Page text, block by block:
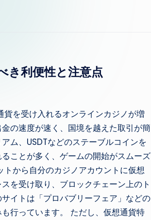
き利便性と注意点
を受け入れるオンラインカジノが増
の速度が速く、国境を越えた取引が簡
ム、USDTなどのステーブルコインを
ことが多く、ゲームの開始がスムーズ
から自分のカジノアカウントに仮想
を受け取り、ブロックチェーン上のト
イトは「プロバブリーフェア」などの
行っています。 ただし、仮想通貨特